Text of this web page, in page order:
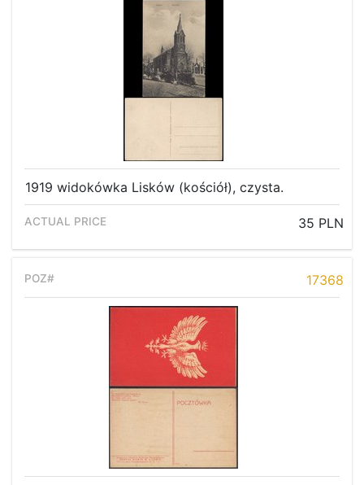
1919 widokówka Lisków (kościół), czysta.
35 PLN
17368